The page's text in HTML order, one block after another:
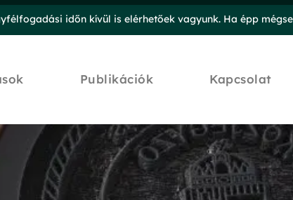
időn kívül is elérhetőek vagyunk. Ha épp
Publikációk Kapcsolat